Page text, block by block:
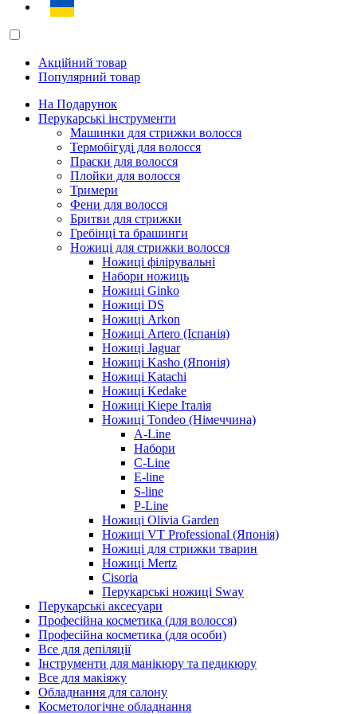
Акційний товар
Популярний товар
На Подарунок
Перукарські інструменти
Машинки для стрижки волосся
Термобігуді для волосся
Праски для волосся
Плойки для волосся
Тримери
Фени для волосся
Бритви для стрижки
Гребінці та брашинги
Ножиці для стрижки волосся
Ножиці філірувальні
Набори ножиць
Ножиці Ginko
Ножиці DS
Ножиці Arkon
Ножиці Artero (Іспанія)
Ножиці Jaguar
Ножиці Kasho (Японія)
Ножиці Katachi
Ножиці Kedake
Ножиці Kiepe Італія
Ножиці Tondeo (Німеччина)
A-Line
Набори
C-Line
E-line
S-line
P-Line
Ножиці Olivia Garden
Ножиці VT Professional (Японія)
Ножиці для стрижки тварин
Ножиці Mertz
Cisoria
Перукарські ножиці Sway
Перукарські аксесуари
Професійна косметика (для волосся)
Професійна косметика (для особи)
Все для депіляції
Інструменти для манікюру та педикюру
Все для макіяжу
Обладнання для салону
Косметологічне обладнання